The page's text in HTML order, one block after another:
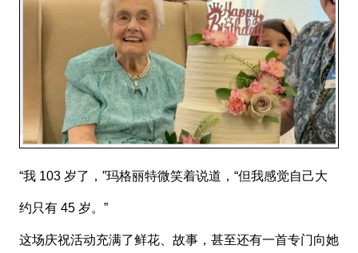
“我 103 岁了，”玛格丽特微笑着说道，“但我感觉自己大
约只有 45 岁。”
这场庆祝活动充满了鲜花、故事，甚至还有一首专门向她